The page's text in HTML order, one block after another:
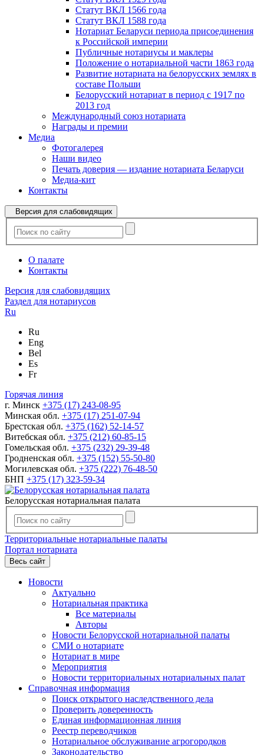
Статут ВКЛ 1566 года
Статут ВКЛ 1588 года
Нотариат Беларуси периода присоединения
к Российской империи
Публичные нотариусы и маклеры
Положение о нотариальной части 1863 года
Развитие нотариата на белорусских землях в
составе Польши
Белорусский нотариат в период с 1917 по
2013 год
Международный союз нотариата
Награды и премии
Медиа
Фотогалерея
Наши видео
Печать доверия — издание нотариата Беларуси
Медиа-кит
Контакты
Версия для слабовидящих
О палате
Контакты
Версия для слабовидящих
Раздел для нотариусов
Ru
Ru
Eng
Bel
Es
Fr
Горячая линия
г. Минск +375 (17) 243-08-95
Минская обл. +375 (17) 251-07-94
Брестская обл. +375 (162) 52-14-57
Витебская обл. +375 (212) 60-85-15
Гомельская обл. +375 (232) 29-39-48
Гродненская обл. +375 (152) 55-50-80
Могилевская обл. +375 (222) 76-48-50
БНП +375 (17) 323-59-34
Белорусская нотариальная палата
Территориальные нотариальные палаты
Портал нотариата
Весь сайт
Новости
Актуально
Нотариальная практика
Все материалы
Авторы
Новости Белорусской нотариальной палаты
СМИ о нотариате
Нотариат в мире
Мероприятия
Новости территориальных нотариальных палат
Справочная информация
Поиск открытого наследственного дела
Проверить доверенность
Единая информационная линия
Реестр переводчиков
Нотариальное обслуживание агрогородков
Законодательство